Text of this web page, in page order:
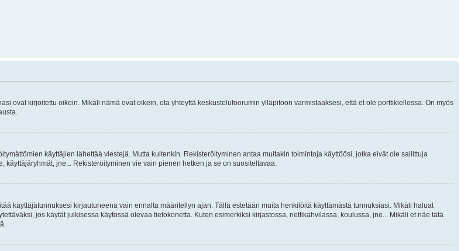
ovat kirjoitettu oikein. Mikäli nämä ovat oikein, ota yhteyttä keskustelufoorumin ylläpitoon varmistaaksesi, että et ole porttikiellossa. On myös
käyttäjien lähettää viestejä. Mutta kuitenkin. Rekisteröityminen antaa muitakin toimintoja käyttöösi, jotka eivät ole sallittuja
jne... Rekisteröityminen vie vain pienen hetken ja se on suositeltavaa.
käyttäjätunnuksesi kirjautuneena vain ennalta määritellyn ajan. Tällä estetään muita henkilöitä käyttämästä tunnuksiasi. Mikäli haluat
jos käytät julkisessa käytössä olevaa tietokonetta. Kuten esimerkiksi kirjastossa, nettikahvilassa, koulussa, jne... Mikäli et näe tätä